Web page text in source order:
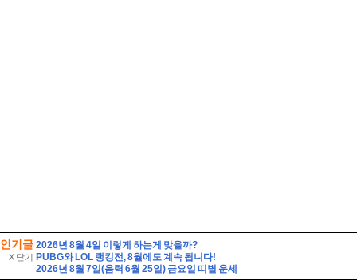
인기글
X 닫기
2026년 8월 4일 이렇게 하는게 맞을까?
PUBG와 LOL 랭킹전, 8월에도 계속 됩니다!
2026년 8월 7일(음력 6월 25일) 금요일 띠별 운세